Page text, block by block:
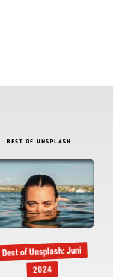
BEST OF UNSPLASH
Best of Unsplash: Juni
2024